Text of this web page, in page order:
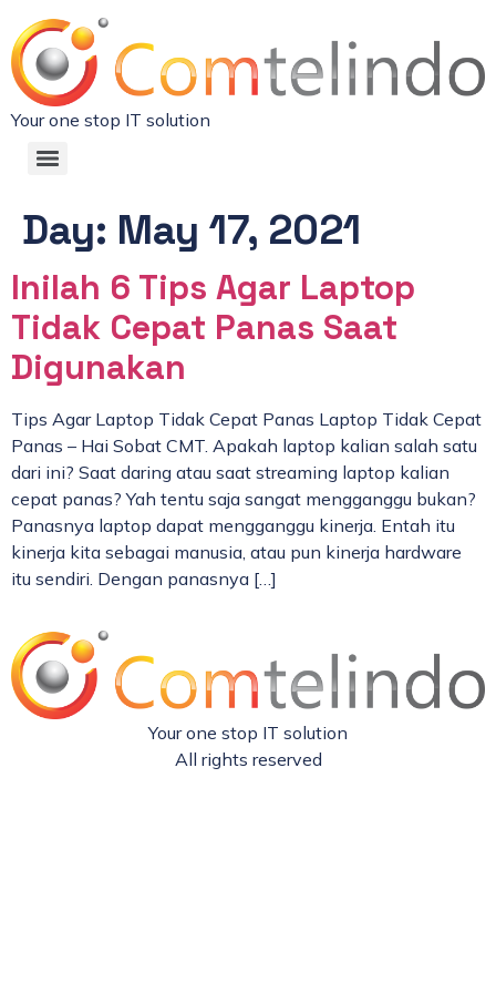
Your one stop IT solution
Day: May 17, 2021
Inilah 6 Tips Agar Laptop
Tidak Cepat Panas Saat
Digunakan
Tips Agar Laptop Tidak Cepat Panas Laptop Tidak Cepat
Panas – Hai Sobat CMT. Apakah laptop kalian salah satu
dari ini? Saat daring atau saat streaming laptop kalian
cepat panas? Yah tentu saja sangat mengganggu bukan?
Panasnya laptop dapat mengganggu kinerja. Entah itu
kinerja kita sebagai manusia, atau pun kinerja hardware
itu sendiri. Dengan panasnya […]
Your one stop IT solution
All rights reserved